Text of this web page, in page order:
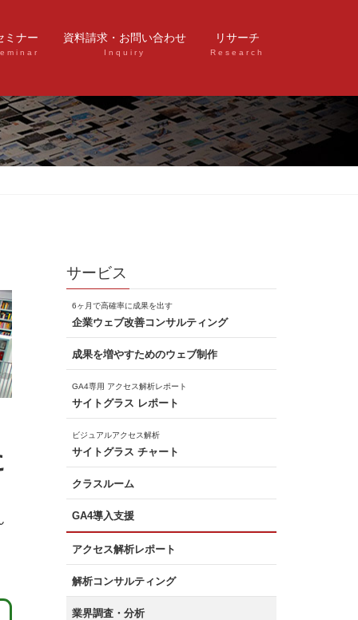
ミナー 資料請求・お問い合わせ
Inquiry
リサーチ
Research
サービス
6ヶ月で高確率に成果を出す
企業ウェブ改善コンサルティング
成果を増やすためのウェブ制作
GA4専用 アクセス解析レポート
サイトグラス レポート
ビジュアルアクセス解析
サイトグラス チャート
クラスルーム
GA4導入支援
アクセス解析レポート
解析コンサルティング
業界調査・分析